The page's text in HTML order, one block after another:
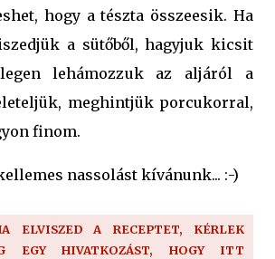
hogy a tészta összeesik. Ha
a sütőből, hagyjuk kicsit
lehámozzuk az aljáról a
meghintjük porcukorral,
finom.
nassolást kívánunk... :-)
ELVISZED A RECEPTET, KÉRLEK
EGY HIVATKOZÁST, HOGY ITT